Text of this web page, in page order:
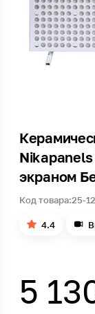
экраном
Код товара:25-
4.4
5